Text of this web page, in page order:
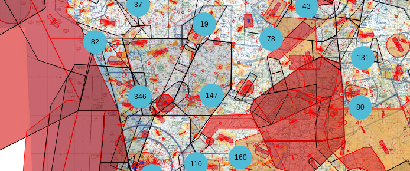
147
346
160
110
131
43
78
80
82
37
19